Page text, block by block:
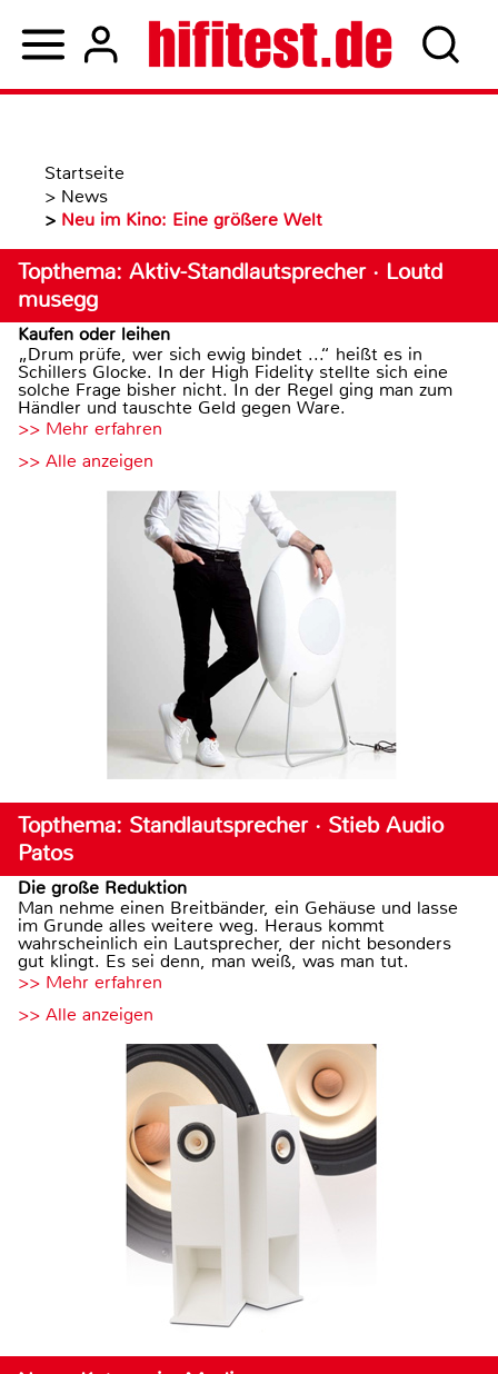
Startseite
> News
> Neu im Kino: Eine größere Welt
Topthema: Aktiv-Standlautsprecher · Loutd
musegg
Kaufen oder leihen
„Drum prüfe, wer sich ewig bindet ...“ heißt es in
Schillers Glocke. In der High Fidelity stellte sich eine
solche Frage bisher nicht. In der Regel ging man zum
Händler und tauschte Geld gegen Ware.
>> Mehr erfahren
>> Alle anzeigen
Topthema: Standlautsprecher · Stieb Audio
Patos
Die große Reduktion
Man nehme einen Breitbänder, ein Gehäuse und lasse
im Grunde alles weitere weg. Heraus kommt
wahrscheinlich ein Lautsprecher, der nicht besonders
gut klingt. Es sei denn, man weiß, was man tut.
>> Mehr erfahren
>> Alle anzeigen